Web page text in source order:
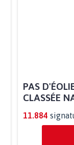
PAS
CLASSÉE
11.884